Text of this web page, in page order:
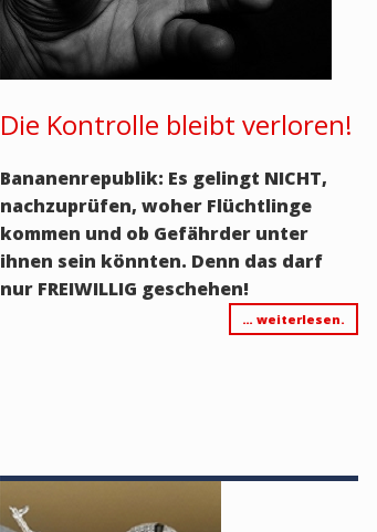
Die Kontrolle bleibt verloren!
Bananenrepublik: Es gelingt NICHT,
nachzuprüfen, woher Flüchtlinge
kommen und ob Gefährder unter
ihnen sein könnten. Denn das darf
nur FREIWILLIG geschehen!
… weiterlesen.